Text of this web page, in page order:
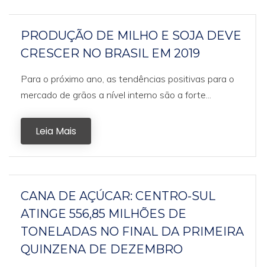
PRODUÇÃO DE MILHO E SOJA DEVE
CRESCER NO BRASIL EM 2019
Para o próximo ano, as tendências positivas para o
mercado de grãos a nível interno são a forte...
Leia Mais
CANA DE AÇÚCAR: CENTRO-SUL
ATINGE 556,85 MILHÕES DE
TONELADAS NO FINAL DA PRIMEIRA
QUINZENA DE DEZEMBRO